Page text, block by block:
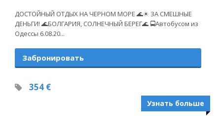
ДОСТОЙНЫЙ ОТДЫХ НА ЧЕРНОМ МОРЕ 🌊☀ ЗА СМЕШНЫЕ
ДЕНЬГИ! 🌊БОЛГАРИЯ, СОЛНЕЧНЫЙ БЕРЕГ🌊 🚍Автобусом из
Одессы 6.08.20...
Забронировать
354 €
Узнать больше